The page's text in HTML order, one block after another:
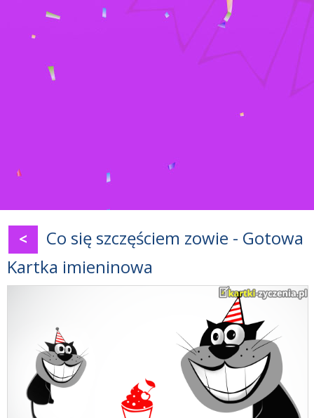
<
Co się szczęściem zowie - Gotowa
Kartka imieninowa